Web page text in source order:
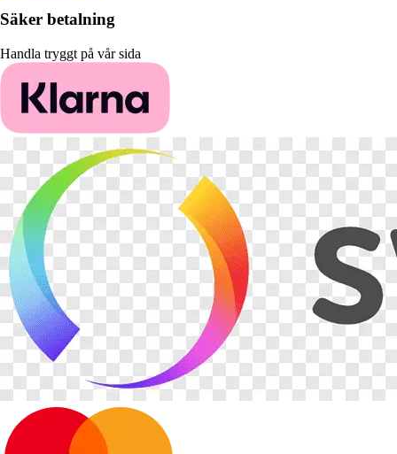
Säker betalning
Handla tryggt på vår sida